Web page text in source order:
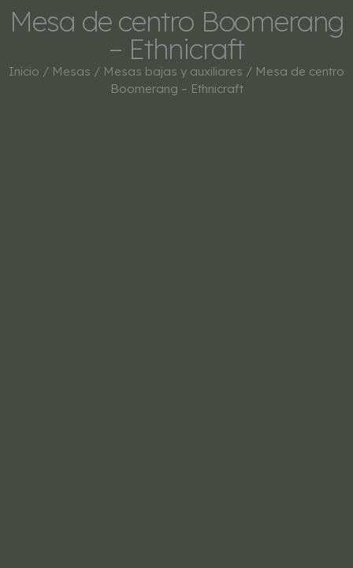
Mesa de centro Boomerang
– Ethnicraft
Inicio / Mesas / Mesas bajas y auxiliares / Mesa de centro
Boomerang – Ethnicraft